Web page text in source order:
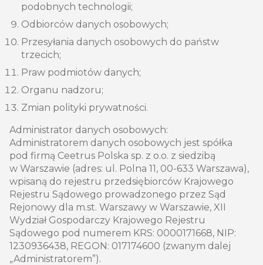
podobnych technologii;
Odbiorców danych osobowych;
Przesyłania danych osobowych do państw
trzecich;
Praw podmiotów danych;
Organu nadzoru;
Zmian polityki prywatności.
Administrator danych osobowych:
Administratorem danych osobowych jest spółka
pod firmą Ceetrus Polska sp. z o.o. z siedzibą
w Warszawie (adres: ul. Polna 11, 00-633 Warszawa),
wpisaną do rejestru przedsiębiorców Krajowego
Rejestru Sądowego prowadzonego przez Sąd
Rejonowy dla m.st. Warszawy w Warszawie, XII
Wydział Gospodarczy Krajowego Rejestru
Sądowego pod numerem KRS: 0000171668, NIP:
1230936438, REGON: 017174600 (zwanym dalej
„Administratorem”).